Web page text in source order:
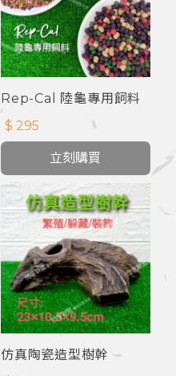
Rep-Cal 陸龜專用飼料
(水果配方)
$ 295
立刻購買
仿真陶瓷造型樹幹